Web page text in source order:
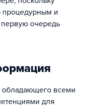
процедурным и
очередь
обладающего всеми
для